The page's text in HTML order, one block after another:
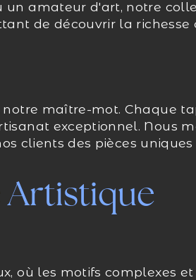
amateur d'art, notre
de découvrir la
notre maître-mot. Chaque
exceptionnel. Nous
clients des pièces
Artistique
où les motifs complexes